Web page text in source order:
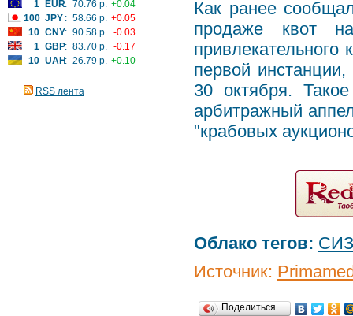
1
EUR: 70.76 р. +0.04
100 JPY : 58.66 р. +0.05
10 CNY: 90.58 р. -0.03
1 GBP: 83.70 р. -0.17
10 UAH: 26.79 р. +0.10
RSS лента
Как ранее
продаже квот
привлекательного
первой
30 октября.
арбитражный
"крабовых
Облако тегов:
Источник:
Поделиться…